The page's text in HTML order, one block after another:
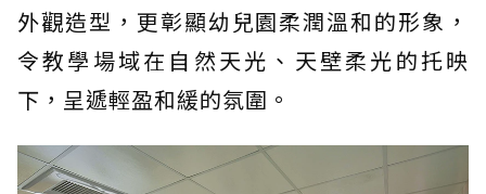
外觀造型，更彰顯幼兒園柔潤溫和的形象，
令教學場域在自然天光、天壁柔光的托映
下，呈遞輕盈和緩的氛圍。